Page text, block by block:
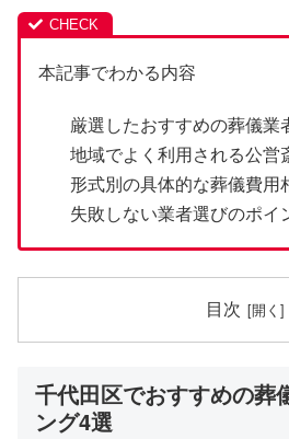
本記事でわかる内容
厳選したおすすめの葬儀業
地域でよく利用される公営
形式別の具体的な葬儀費用
失敗しない業者選びのポイ
目次
千代田区でおすすめの葬
ング4選